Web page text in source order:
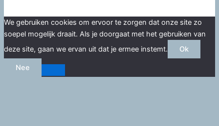
We gebruiken cookies om ervoor te zorgen dat onze site zo
soepel mogelijk draait. Als je doorgaat met het gebruiken van
deze site, gaan we ervan uit dat je ermee instemt.
Ok
Nee